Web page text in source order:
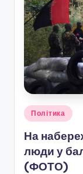
Опубліковано
Політика
На
люди у
(ФОТО)